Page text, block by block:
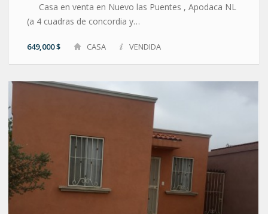
Casa en venta en Nuevo las Puentes , Apodaca NL
(a 4 cuadras de concordia y…
649,000 $ CASA VENDIDA